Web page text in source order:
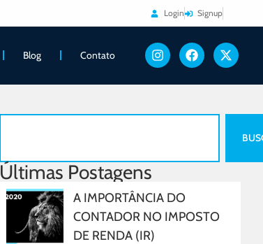
Login Signup
Blog Contato
Últimas Postagens
A IMPORTÂNCIA DO
CONTADOR NO IMPOSTO
DE RENDA (IR)